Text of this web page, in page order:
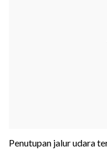
Penutupan jalur udara